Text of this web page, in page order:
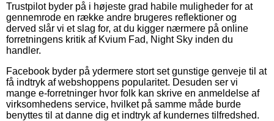
Trustpilot byder på i højeste grad habile muligheder for at
gennemrode en række andre brugeres reflektioner og
derved slår vi et slag for, at du kigger nærmere på online
forretningens kritik af Kvium Fad, Night Sky inden du
handler.
Facebook byder på ydermere stort set gunstige genveje til at
få indtryk af webshoppens popularitet. Desuden ser vi
mange e-forretninger hvor folk kan skrive en anmeldelse af
virksomhedens service, hvilket på samme måde burde
benyttes til at danne dig et indtryk af kundernes tilfredshed.